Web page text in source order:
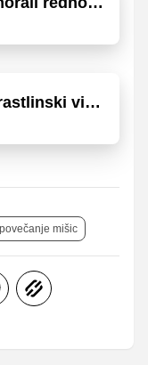
viri
povečanje mišic